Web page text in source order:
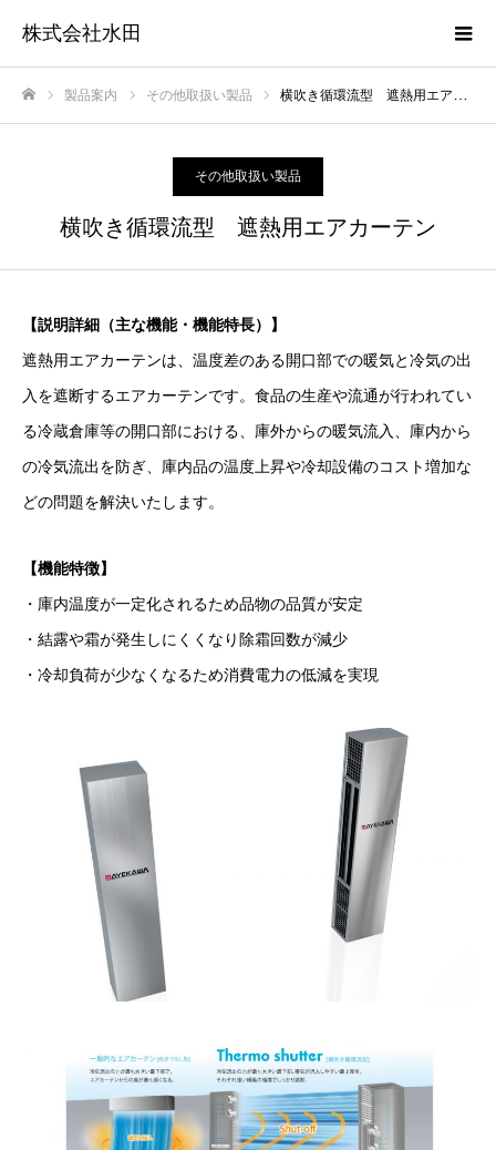
株式会社水田
製品案内 その他取扱い製品 横吹き循環流型 遮熱用エアカーテン
その他取扱い製品
横吹き循環流型 遮熱用エアカーテン
【説明詳細（主な機能・機能特長）】
遮熱用エアカーテンは、温度差のある開口部での暖気と冷気の出
入を遮断するエアカーテンです。食品の生産や流通が行われてい
る冷蔵倉庫等の開口部における、庫外からの暖気流入、庫内から
の冷気流出を防ぎ、庫内品の温度上昇や冷却設備のコスト増加な
どの問題を解決いたします。
【機能特徴】
・庫内温度が一定化されるため品物の品質が安定
・結露や霜が発生しにくくなり除霜回数が減少
・冷却負荷が少なくなるため消費電力の低減を実現